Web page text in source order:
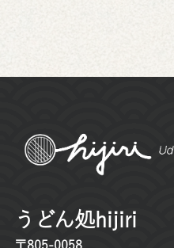
うどん処hijiri
〒805-0058